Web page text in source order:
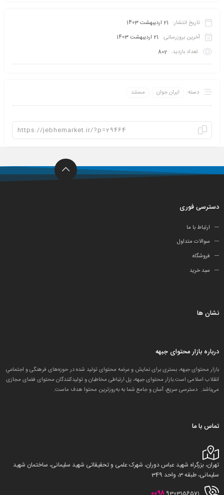
تاریخ انتشار: 21 اردیبهشت 1403
آخرین بروزرسانی: 21 اردیبهشت 1403
تعداد بازدید: 802
دسته: ایران جوان مستند
دسترسی فوری
ارتباط با ما
سوالات متداول
فروشگاه
سبد خرید
نشان ها
درباره بازار محتوای جبهه
بازار محتوای جبهه، بستری برای نمایش و عرضه محتوای تولید شده در حوزه‌های فرهنگی و اجتماعیِ
انقلاب اسلامی است.بازار محتوای جبهه، پل ارتباطی مخاطبان و تولید‌کنندگان محتوای فضای مجازی
می‌باشد. دسترسی سریع، آسان و جامع شما به به‌روزترین محتوا هدف ماست.
تماس با ما
تهران، بزرگراه شهید عباس دوران، شهرک علمی و تحقیقاتی شهید سلیمانی، ساختمان شهید
سلیمانی، طبقه 3، واحد 349